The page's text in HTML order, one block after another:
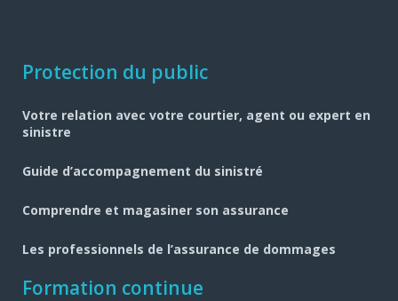
Navigation
pied
de
page
Protection du public
Votre relation avec votre courtier, agent ou expert en
sinistre
Guide d’accompagnement du sinistré
Comprendre et magasiner son assurance
Les professionnels de l’assurance de dommages
Formation continue